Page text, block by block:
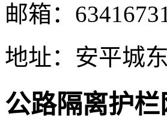
邮箱：
地址：安平城
公路隔离护